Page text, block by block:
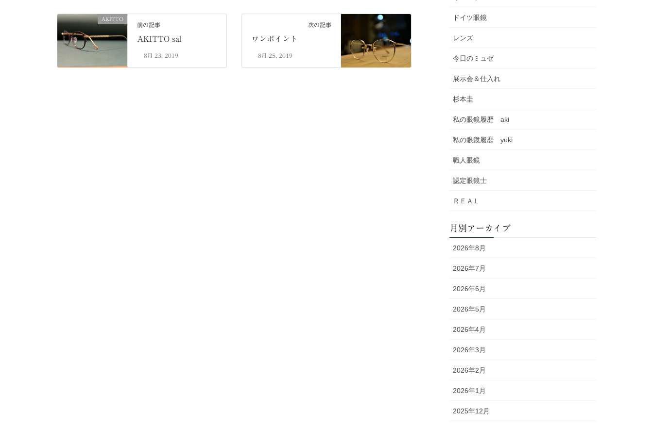
AKITTO
前の記事
AKITTO sal
8月 23, 2019
次の記事
ワンポイント
8月 25, 2019
ドイツ眼鏡
レンズ
今日のミュゼ
展示会＆仕入れ
杉本圭
私の眼鏡履歴 aki
私の眼鏡履歴 yuki
職人眼鏡
認定眼鏡士
ＲＥＡＬ
月別アーカイブ
2026年8月
2026年7月
2026年6月
2026年5月
2026年4月
2026年3月
2026年2月
2026年1月
2025年12月